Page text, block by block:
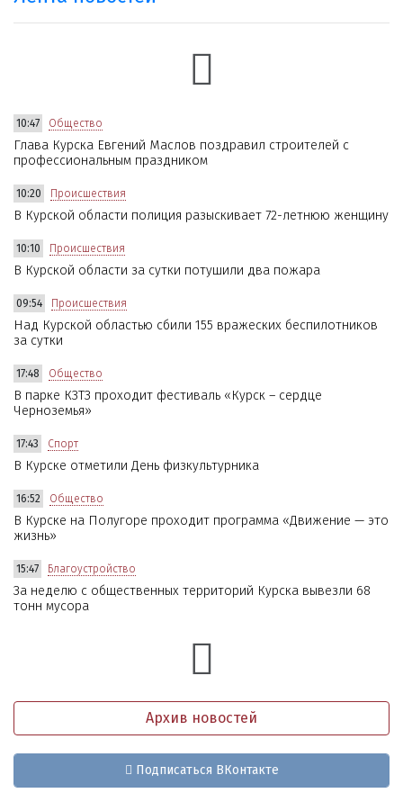
10:47 Общество
Глава Курска Евгений Маслов поздравил строителей с
профессиональным праздником
10:20 Происшествия
В Курской области полиция разыскивает 72-летнюю женщину
10:10 Происшествия
В Курской области за сутки потушили два пожара
09:54 Происшествия
Над Курской областью сбили 155 вражеских беспилотников
за сутки
17:48 Общество
В парке КЗТЗ проходит фестиваль «Курск – сердце
Черноземья»
17:43 Спорт
В Курске отметили День физкультурника
16:52 Общество
В Курске на Полугоре проходит программа «Движение — это
жизнь»
15:47 Благоустройство
За неделю с общественных территорий Курска вывезли 68
тонн мусора
Архив новостей
Подписаться ВКонтакте